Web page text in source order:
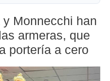
Monnecchi han
armeras, que
portería a cero